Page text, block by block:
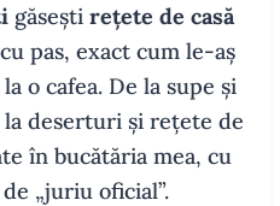
găsești rețete de casă
pas, exact cum le-aș
o cafea. De la supe și
deserturi și rețete de
în bucătăria mea, cu
„juriu oficial”.